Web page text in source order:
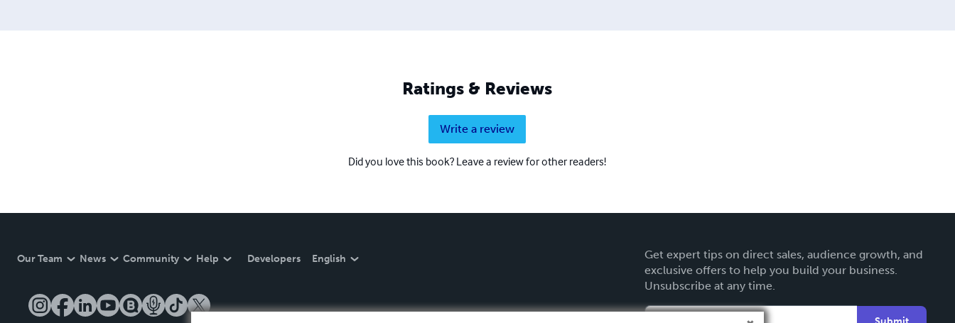
Ratings & Reviews
Write a review
Did you love this book? Leave a review for other readers!
Our Team News Community Help Developers English
Get expert tips on direct sales, audience growth, and
exclusive offers to help you build your business.
Unsubscribe at any time.